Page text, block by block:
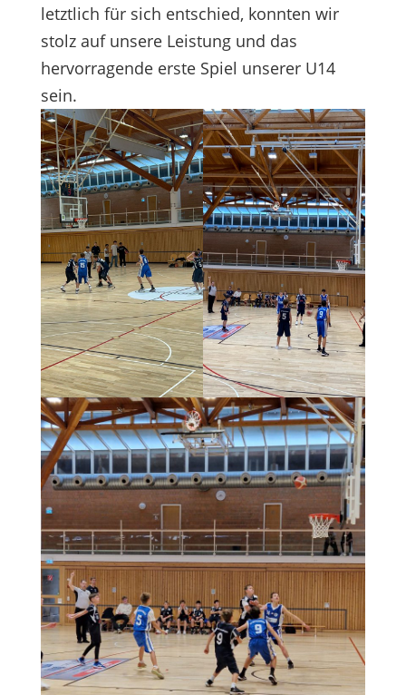
letztlich für sich entschied, konnten wir
stolz auf unsere Leistung und das
hervorragende erste Spiel unserer U14
sein.